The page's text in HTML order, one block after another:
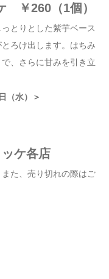
￥260（1個）
とりとした紫芋ベース
ろけ出します。はちみ
、さらに甘みを引き立
（水）＞
ッケ各店
た、売り切れの際はご